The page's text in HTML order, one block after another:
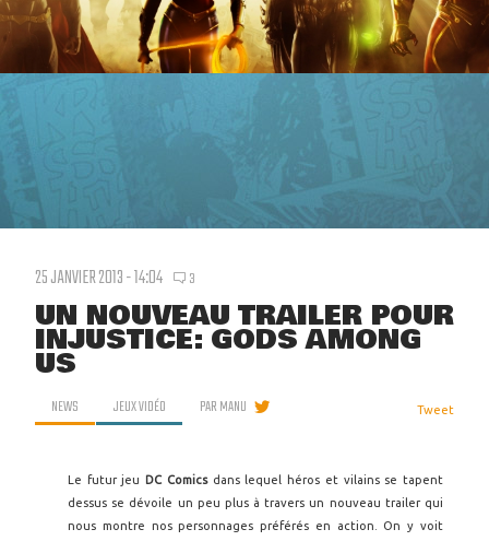
25 JANVIER 2013 - 14:04 3
UN NOUVEAU TRAILER POUR
INJUSTICE: GODS AMONG
US
NEWS JEUX VIDÉO PARMANU Tweet
Le futur jeu DC Comicsdans lequel héros et vilains se tapent
dessus se dévoile un peu plus à travers un nouveau trailer qui
nous montre nos personnages préférés en action. On y voit